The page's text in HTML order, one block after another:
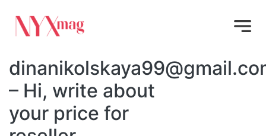
– Hi, write about
your price for